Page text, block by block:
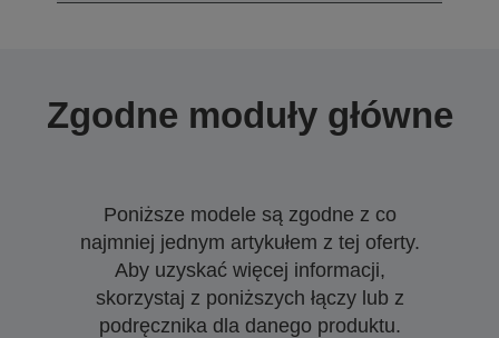
Zgodne moduły główne
Poniższe modele są zgodne z co
najmniej jednym artykułem z tej oferty.
Aby uzyskać więcej informacji,
skorzystaj z poniższych łączy lub z
podręcznika dla danego produktu.